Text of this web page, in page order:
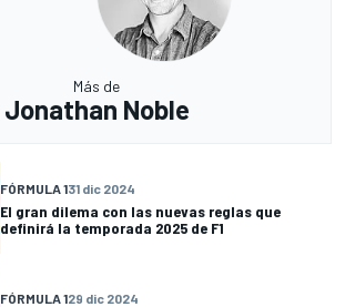
Más de
Jonathan Noble
FÓRMULA 131 dic 2024
El gran dilema con las nuevas reglas que
definirá la temporada 2025 de F1
FÓRMULA 129 dic 2024